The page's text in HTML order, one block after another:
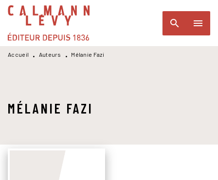
MENU RECHERCHE
PIED DE PAGE
search menu
Accueil • Auteurs • Mélanie Fazi
MÉLANIE FAZI